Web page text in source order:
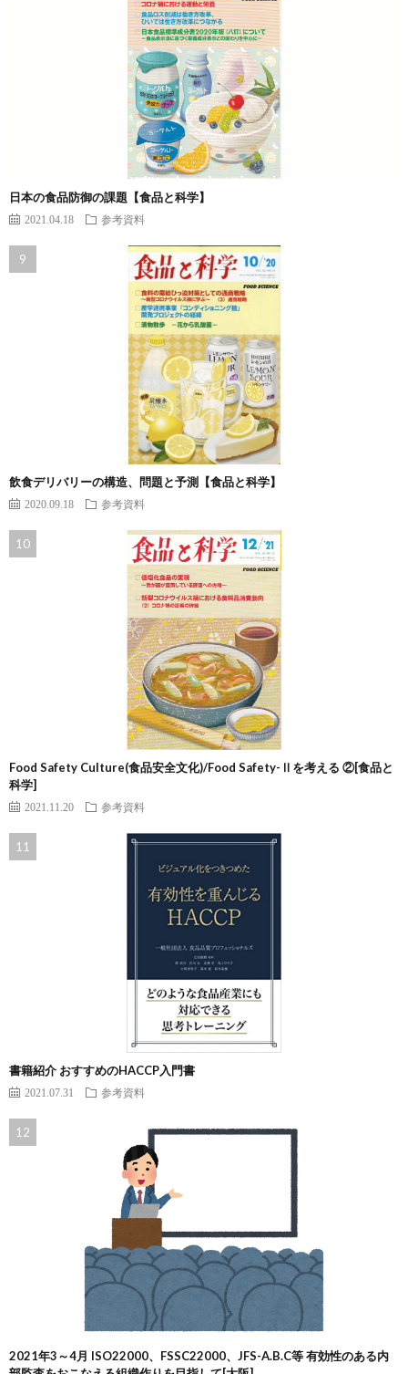
日本の食品防御の課題【食品と科学】
2021.04.18 参考資料
飲食デリバリーの構造、問題と予測【食品と科学】
2020.09.18 参考資料
Food Safety Culture(食品安全文化)/Food Safety-Ⅱを考える ②[食品と
科学]
2021.11.20 参考資料
書籍紹介 おすすめのHACCP入門書
2021.07.31 参考資料
2021年3～4月 ISO22000、FSSC22000、JFS-A.B.C等 有効性のある内